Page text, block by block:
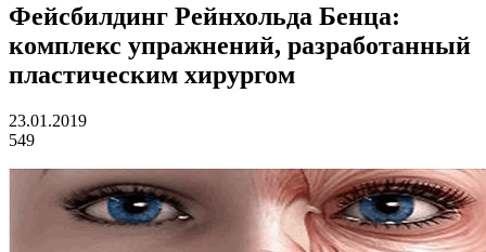
Фейсбилдинг Рейнхольда Бенца:
комплекс упражнений, разработанный
пластическим хирургом
23.01.2019
549